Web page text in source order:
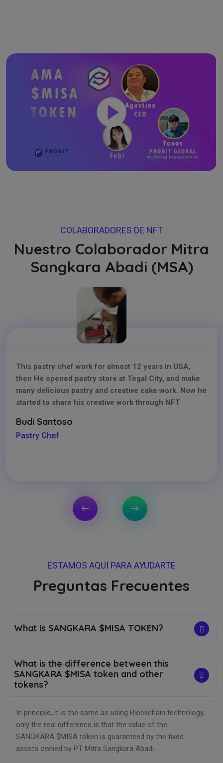
COLABORADORES DE NFT
Nuestro Colaborador Mitra
Sangkara Abadi (MSA)
This pastry chef work for almost 12 years in USA,
then He opened pastry store at Tegal City, and make
many delicious pastry and creative cake work. Now he
started to share his creative work through NFT
Budi Santoso
Pastry Chef
ESTAMOS AQUÍ PARA AYUDARTE
Preguntas Frecuentes
What is SANGKARA $MISA TOKEN?
What is the difference between this
SANGKARA $MISA token and other
tokens?
In principle, it is the same as using Blockchain technology,
only the real difference is that the value of the
SANGKARA $MISA token is guaranteed by the fixed
assets owned by PT Mitra Sangkara Abadi.